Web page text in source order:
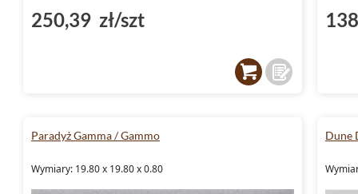
250,39 zł/szt
Paradyż Gamma / Gammo
Wymiary: 19.80 x 19.80 x 0.80
Dune